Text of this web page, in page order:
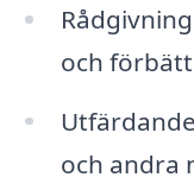
och
och andra